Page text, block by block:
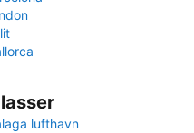
lufthavn